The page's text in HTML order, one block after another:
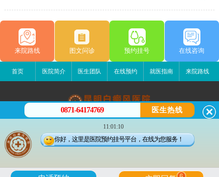
来院路线 图文问诊 预约挂号 在线咨询
首页 医院简介 医生团队 在线预约 就医指南 来院路线
昆明白癜风医院
昆明市五华区护国路2号
版权所有：昆明白癜风医院
滇公安备 53010202000563号
0871-64174769 医生热线
11:01:10
你好，这里是医院预约挂号平台，在线为您服务！